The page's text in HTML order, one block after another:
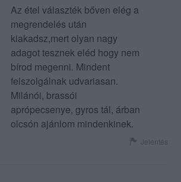
Az étel választék bőven elég a
megrendelés után
kiakadsz,mert olyan nagy
adagot tesznek eléd hogy nem
bírod megenni. Mindent
felszolgálnak udvariasan.
Milánói, brassói
aprópecsenye, gyros tál, árban
olcsón ajánlom mindenkinek.
Jelentés